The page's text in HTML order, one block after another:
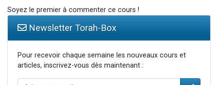
Soyez le premier à commenter ce cours !
Newsletter Torah-Box
Pour recevoir chaque semaine les nouveaux cours et
articles, inscrivez-vous dès maintenant :